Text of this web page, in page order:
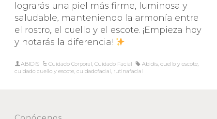
lograrás una piel más firme, luminosa y
saludable, manteniendo la armonía entre
el rostro, el cuello y el escote. ¡Empieza hoy
y notarás la diferencia!
ABIDIS Cuidado Corporal,Cuidado Facial Abidis, cuello y escote,
cuidado cuello y escote, cuidadofacial, rutinafacial